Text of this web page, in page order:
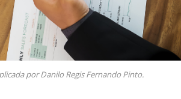
por Danilo Regis Fernando Pinto.